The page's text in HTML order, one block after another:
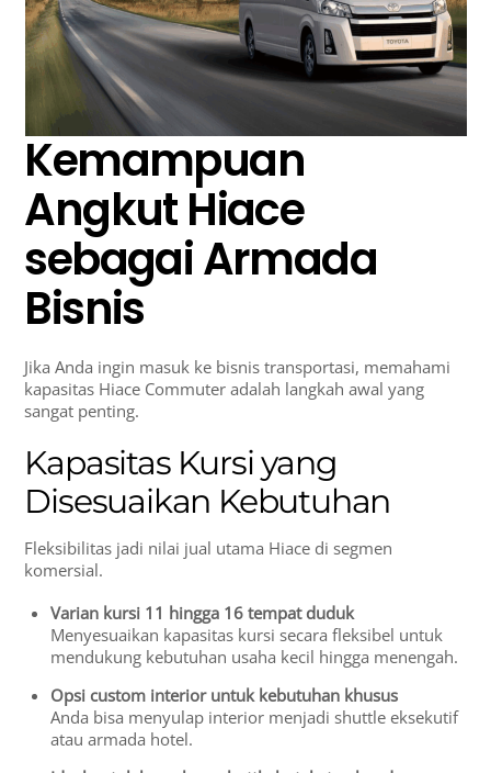
Kemampuan
Angkut Hiace
sebagai Armada
Bisnis
Jika Anda ingin masuk ke bisnis transportasi, memahami
kapasitas Hiace Commuter adalah langkah awal yang
sangat penting.
Kapasitas Kursi yang
Disesuaikan Kebutuhan
Fleksibilitas jadi nilai jual utama Hiace di segmen
komersial.
Varian kursi 11 hingga 16 tempat duduk
Menyesuaikan kapasitas kursi secara fleksibel untuk
mendukung kebutuhan usaha kecil hingga menengah.
Opsi custom interior untuk kebutuhan khusus
Anda bisa menyulap interior menjadi shuttle eksekutif
atau armada hotel.